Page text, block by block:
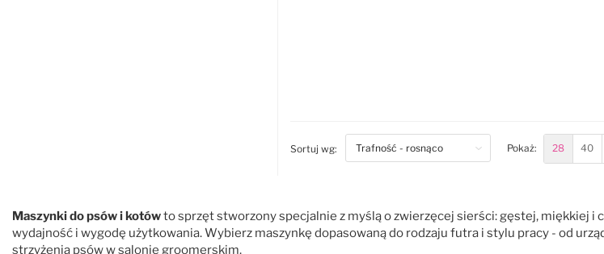
Sortuj wg:bottom Pokaż: 28 40
Maszynki do psów i kotówto sprzęt stworzony specjalnie z myślą o zwierzęcej sierści: gęstej, miękkiej i
wydajność i wygodę użytkowania. Wybierz maszynkę dopasowaną do rodzaju futra i stylu pracy - od
strzyżenia psów w salonie groomerskim.